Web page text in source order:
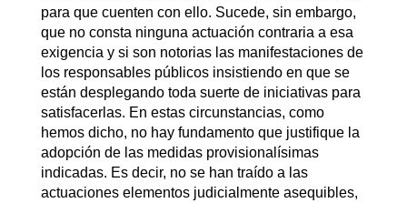
para que cuenten con ello. Sucede, sin embargo,
que no consta ninguna actuación contraria a esa
exigencia y si son notorias las manifestaciones de
los responsables públicos insistiendo en que se
están desplegando toda suerte de iniciativas para
satisfacerlas. En estas circunstancias, como
hemos dicho, no hay fundamento que justifique la
adopción de las medidas provisionalísimas
indicadas. Es decir, no se han traído a las
actuaciones elementos judicialmente asequibles,